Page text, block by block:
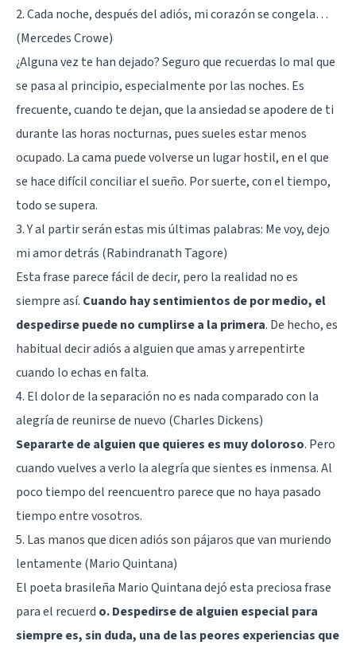
2. Cada noche, después del adiós, mi corazón se congela…
(Mercedes Crowe)
¿Alguna vez te han dejado?Seguro que recuerdas lo mal que
se pasa al principio, especialmente por las noches. Es
frecuente, cuando te dejan, que laansiedadse apodere de ti
durante las horas nocturnas, pues sueles estar menos
ocupado. La cama puede volverse un lugar hostil, en el que
se hace difícil conciliar el sueño. Por suerte, con el tiempo,
todo se supera.
3. Y al partir serán estas mis últimas palabras: Me voy, dejo
mi amor detrás (Rabindranath Tagore)
Esta frase parece fácil de decir, pero la realidad no es
siempre así. Cuando hay sentimientos de por medio, el
despedirse puede no cumplirse a la primera. De hecho, es
habitual decir adiós a alguien que amas y arrepentirte
cuando lo echas en falta.
4. El dolor de la separación no es nada comparado con la
alegría de reunirse de nuevo (Charles Dickens)
Separarte de alguien que quieres es muy doloroso. Pero
cuando vuelves a verlo la alegría que sientes es inmensa. Al
poco tiempo del reencuentro parece que no haya pasado
tiempo entre vosotros.
5. Las manos que dicen adiós son pájaros que van muriendo
lentamente (Mario Quintana)
El poeta brasileña Mario Quintana dejó esta preciosa frase
para el recuerd o. Despedirse de alguien especial para
siempre es, sin duda, una de las peores experiencias que